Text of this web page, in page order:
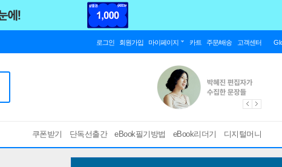
로그인 회원가입 마이페이지 카트 주문/배송 고객센터
쿠폰받기 단독선출간 eBook필기방법 eBook리더기 디지털머니